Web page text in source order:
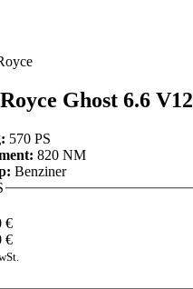
Ghost 6.6 V12
570 PS
820 NM
Benziner
€
€